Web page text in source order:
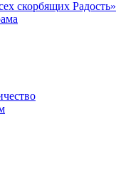
скорбящих Радость»